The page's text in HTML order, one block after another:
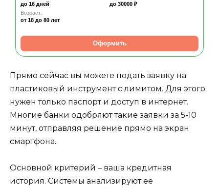
до 16 дней
до 30000 ₽
Возраст:
от 18 до 80 лет
Оформить
Прямо сейчас вы можете подать заявку на
пластиковый инструмент с лимитом. Для этого
нужен только паспорт и доступ в интернет.
Многие банки одобряют такие заявки за 5-10
минут, отправляя решение прямо на экран
смартфона.
Основной критерий – ваша кредитная
история. Системы анализируют её